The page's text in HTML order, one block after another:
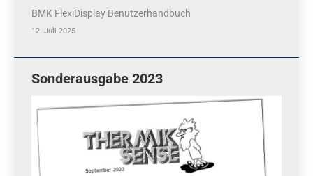
BMK FlexiDisplay Benutzerhandbuch
12. Juli 2025
Sonderausgabe 2023